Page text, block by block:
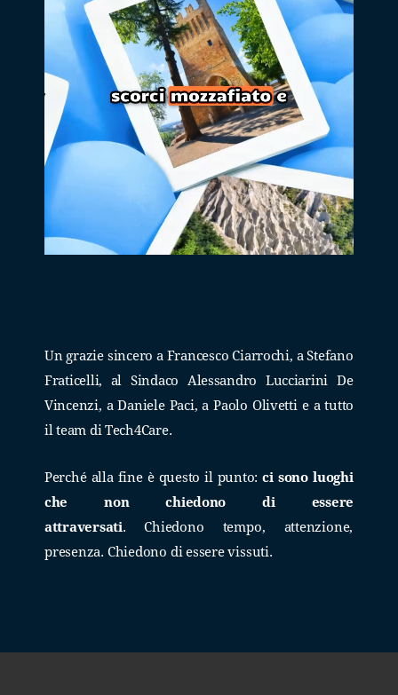
Un grazie sincero a Francesco Ciarrochi, a Stefano
Fraticelli, al Sindaco Alessandro Lucciarini De
Vincenzi, a Daniele Paci, a Paolo Olivetti e a tutto
il team di Tech4Care.
Perché alla fine è questo il punto:ci sono luoghi
che non chiedono di essere
attraversati.Chiedono tempo, attenzione,
presenza. Chiedono di essere vissuti.